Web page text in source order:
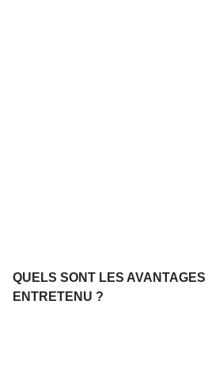
QUELS SONT LES AVANTAGES
ENTRETENU ?